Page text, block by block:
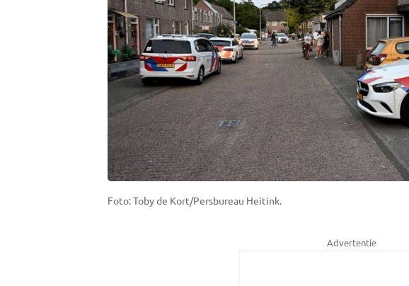
Foto: Toby de Kort/Persbureau Heitink.
Advertentie